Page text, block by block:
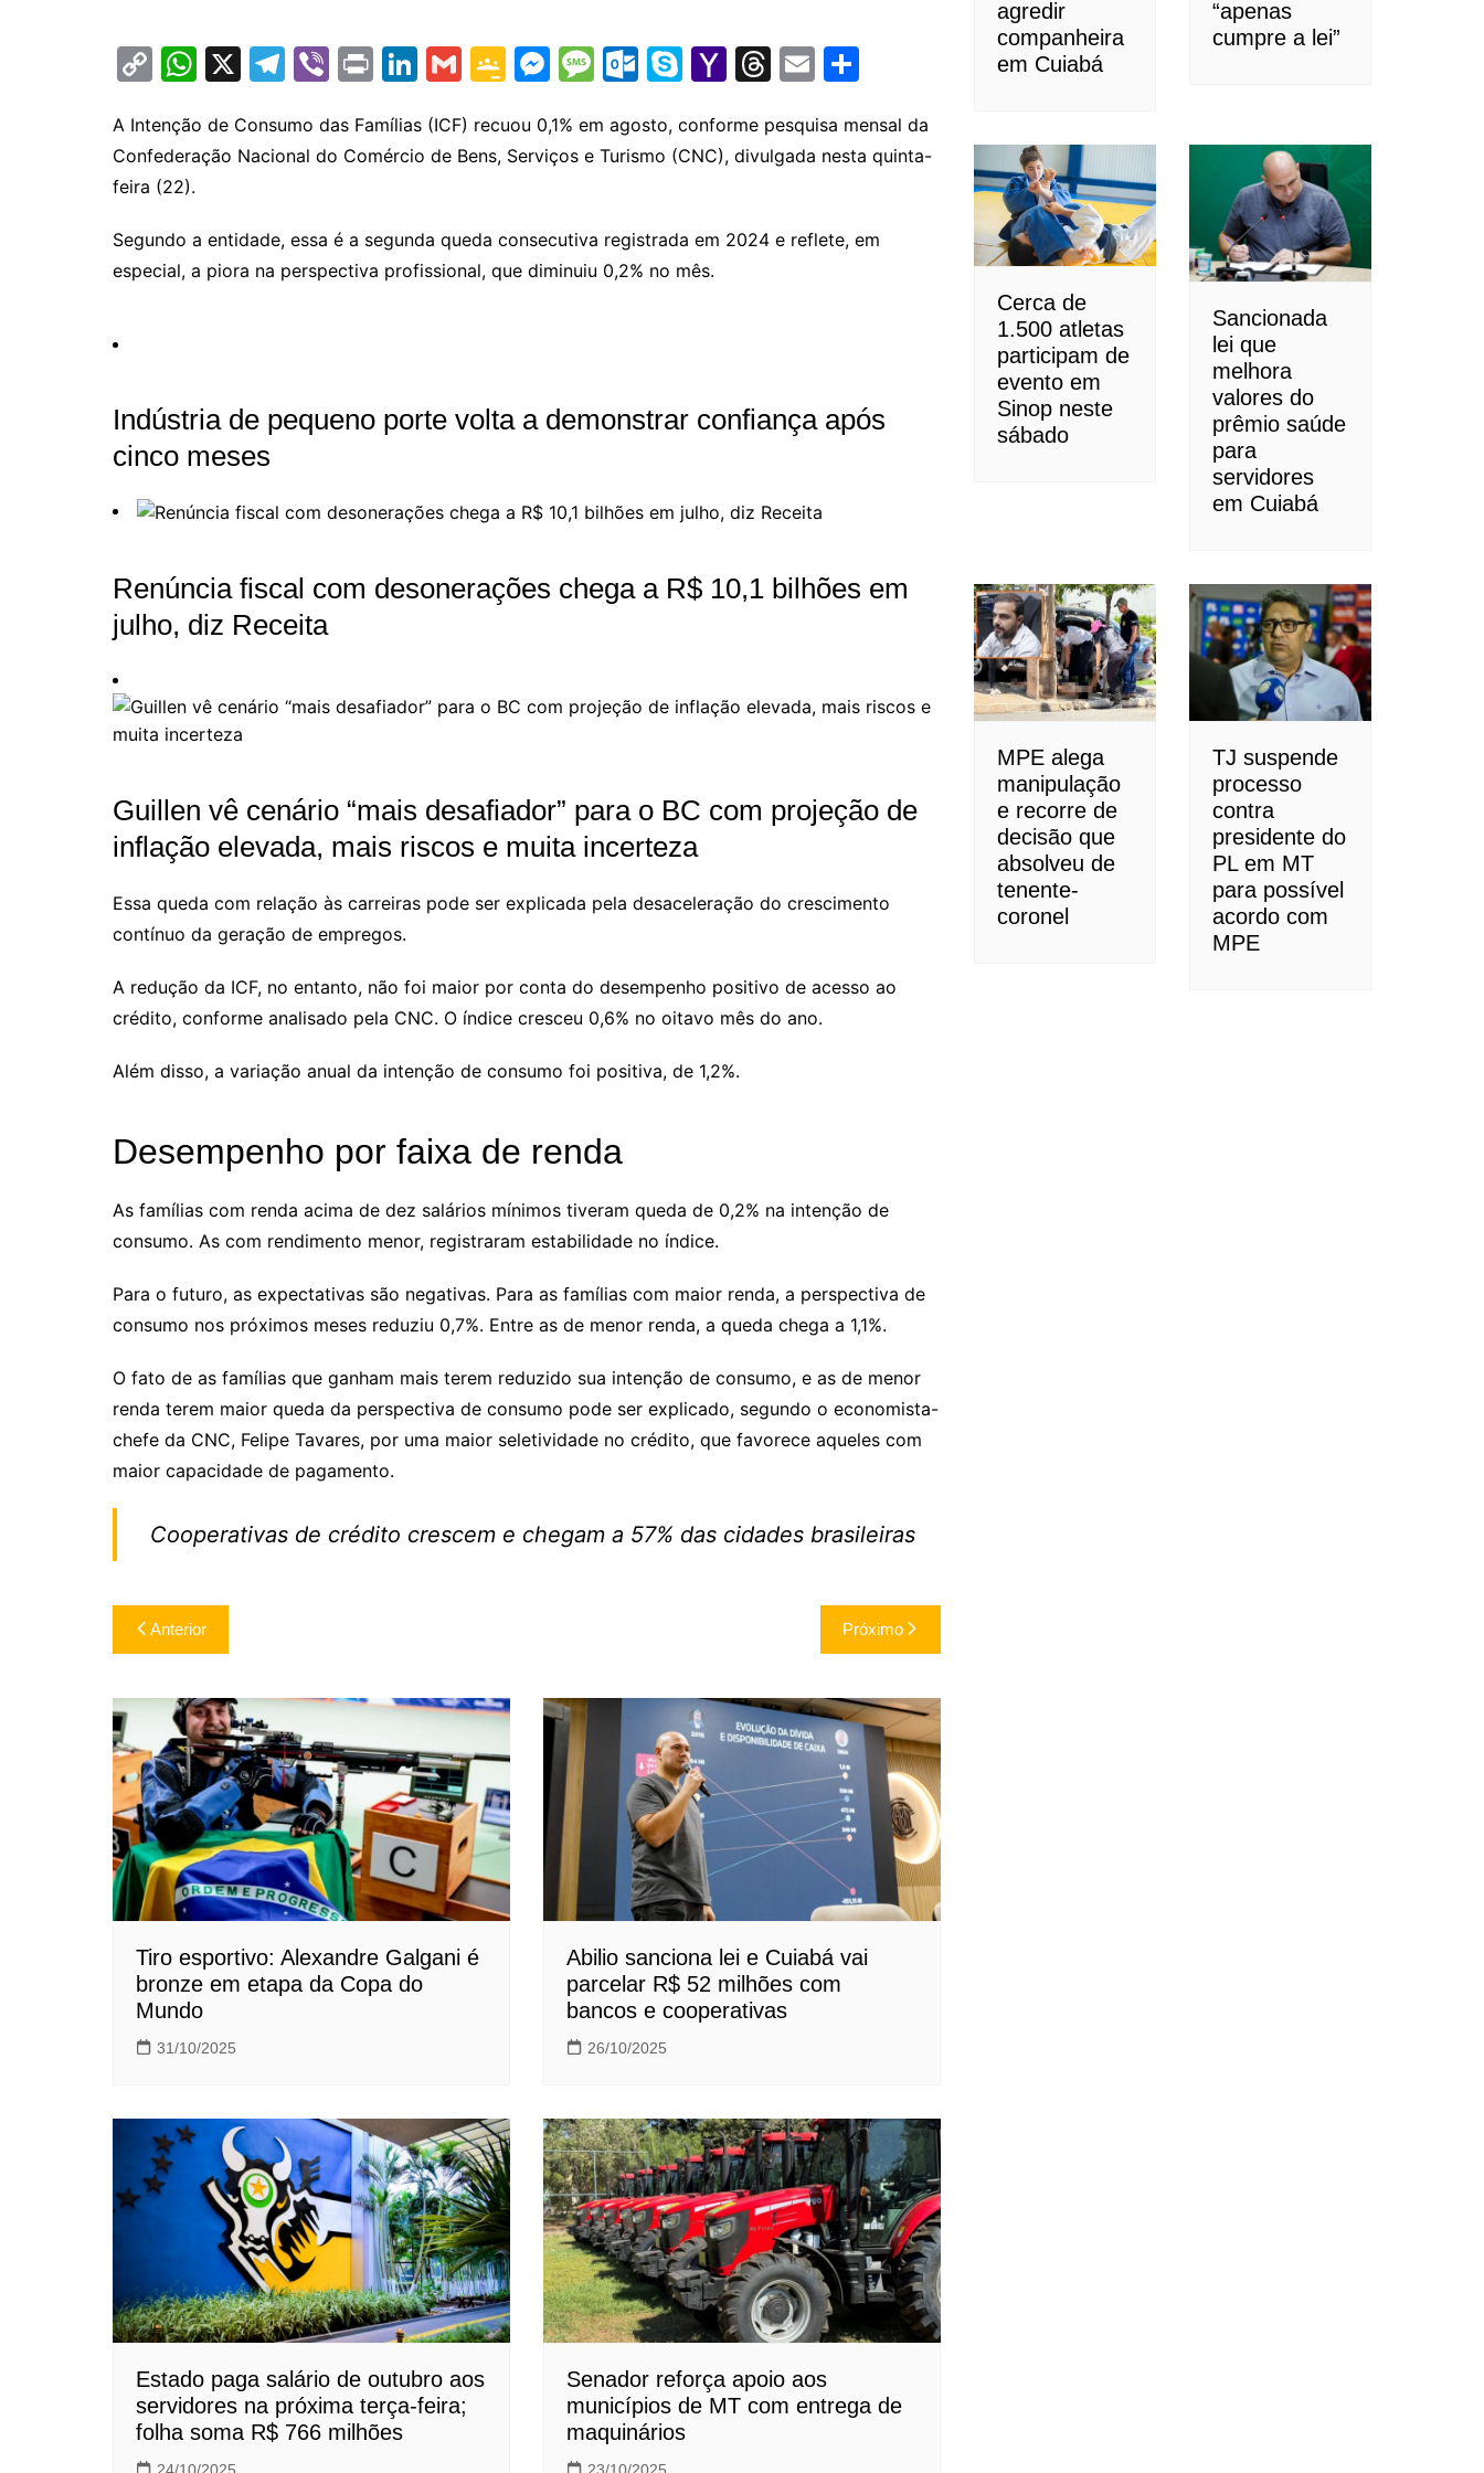
C
p
y
Li
n
k
W
at
s
p
p
X
T
e
gr
m
Vi
er
Pr
t
Li
k
e
n
G
ai
l
G
o
gl
Cl
a
o
M
s
s
n
g
M
s
s
g
e
O
lo
o
c
o
S
y
p
Y
h
o
M
T
e
a
s
E
ai
l
ar
e
A Intenção de Consumo das Famílias (ICF) recuou 0,1% em agosto, conforme pesquisa mensal da
Confederação Nacional do Comércio de Bens, Serviços e Turismo (CNC), divulgada nesta quinta-
feira (22).
Segundo a entidade, essa é a segunda queda consecutiva registrada em 2024 e reflete, em
especial, a piora na perspectiva profissional, que diminuiu 0,2% no mês.
Indústria de pequeno porte volta a demonstrar confiança após
cinco meses
Renúncia fiscal com desonerações chega a R$ 10,1 bilhões em
julho, diz Receita
Guillen vê cenário “mais desafiador” para o BC com projeção de
inflação elevada, mais riscos e muita incerteza
Essa queda com relação às carreiras pode ser explicada pela desaceleração do crescimento
contínuo da geração de empregos.
A redução da ICF, no entanto, não foi maior por conta do desempenho positivo de acesso ao
crédito, conforme analisado pela CNC. O índice cresceu 0,6% no oitavo mês do ano.
Além disso, a variação anual da intenção de consumo foi positiva, de 1,2%.
Desempenho por faixa de renda
As famílias com renda acima de dez salários mínimos tiveram queda de 0,2% na intenção de
consumo. As com rendimento menor, registraram estabilidade no índice.
Para o futuro, as expectativas são negativas. Para as famílias com maior renda, a perspectiva de
consumo nos próximos meses reduziu 0,7%. Entre as de menor renda, a queda chega a 1,1%.
O fato de as famílias que ganham mais terem reduzido sua intenção de consumo, e as de menor
renda terem maior queda da perspectiva de consumo pode ser explicado, segundo o economista-
chefe da CNC, Felipe Tavares, por uma maior seletividade no crédito, que favorece aqueles com
maior capacidade de pagamento.
Cooperativas de crédito crescem e chegam a 57% das cidades brasileiras
Navegação
de
Post
Anterior Próximo
Tiro esportivo: Alexandre Galgani é
bronze em etapa da Copa do
Mundo
31/10/2025
Abilio sanciona lei e Cuiabá vai
parcelar R$ 52 milhões com
bancos e cooperativas
26/10/2025
Estado paga salário de outubro aos
servidores na próxima terça-feira;
folha soma R$ 766 milhões
24/10/2025
Senador reforça apoio aos
municípios de MT com entrega de
maquinários
23/10/2025
agredir
companheira
em Cuiabá
“apenas
cumpre a lei”
Cerca de
1.500 atletas
participam de
evento em
Sinop neste
sábado
Sancionada
lei que
melhora
valores do
prêmio saúde
para
servidores
em Cuiabá
MPE alega
manipulação
e recorre de
decisão que
absolveu de
tenente-
coronel
TJ suspende
processo
contra
presidente do
PL em MT
para possível
acordo com
MPE